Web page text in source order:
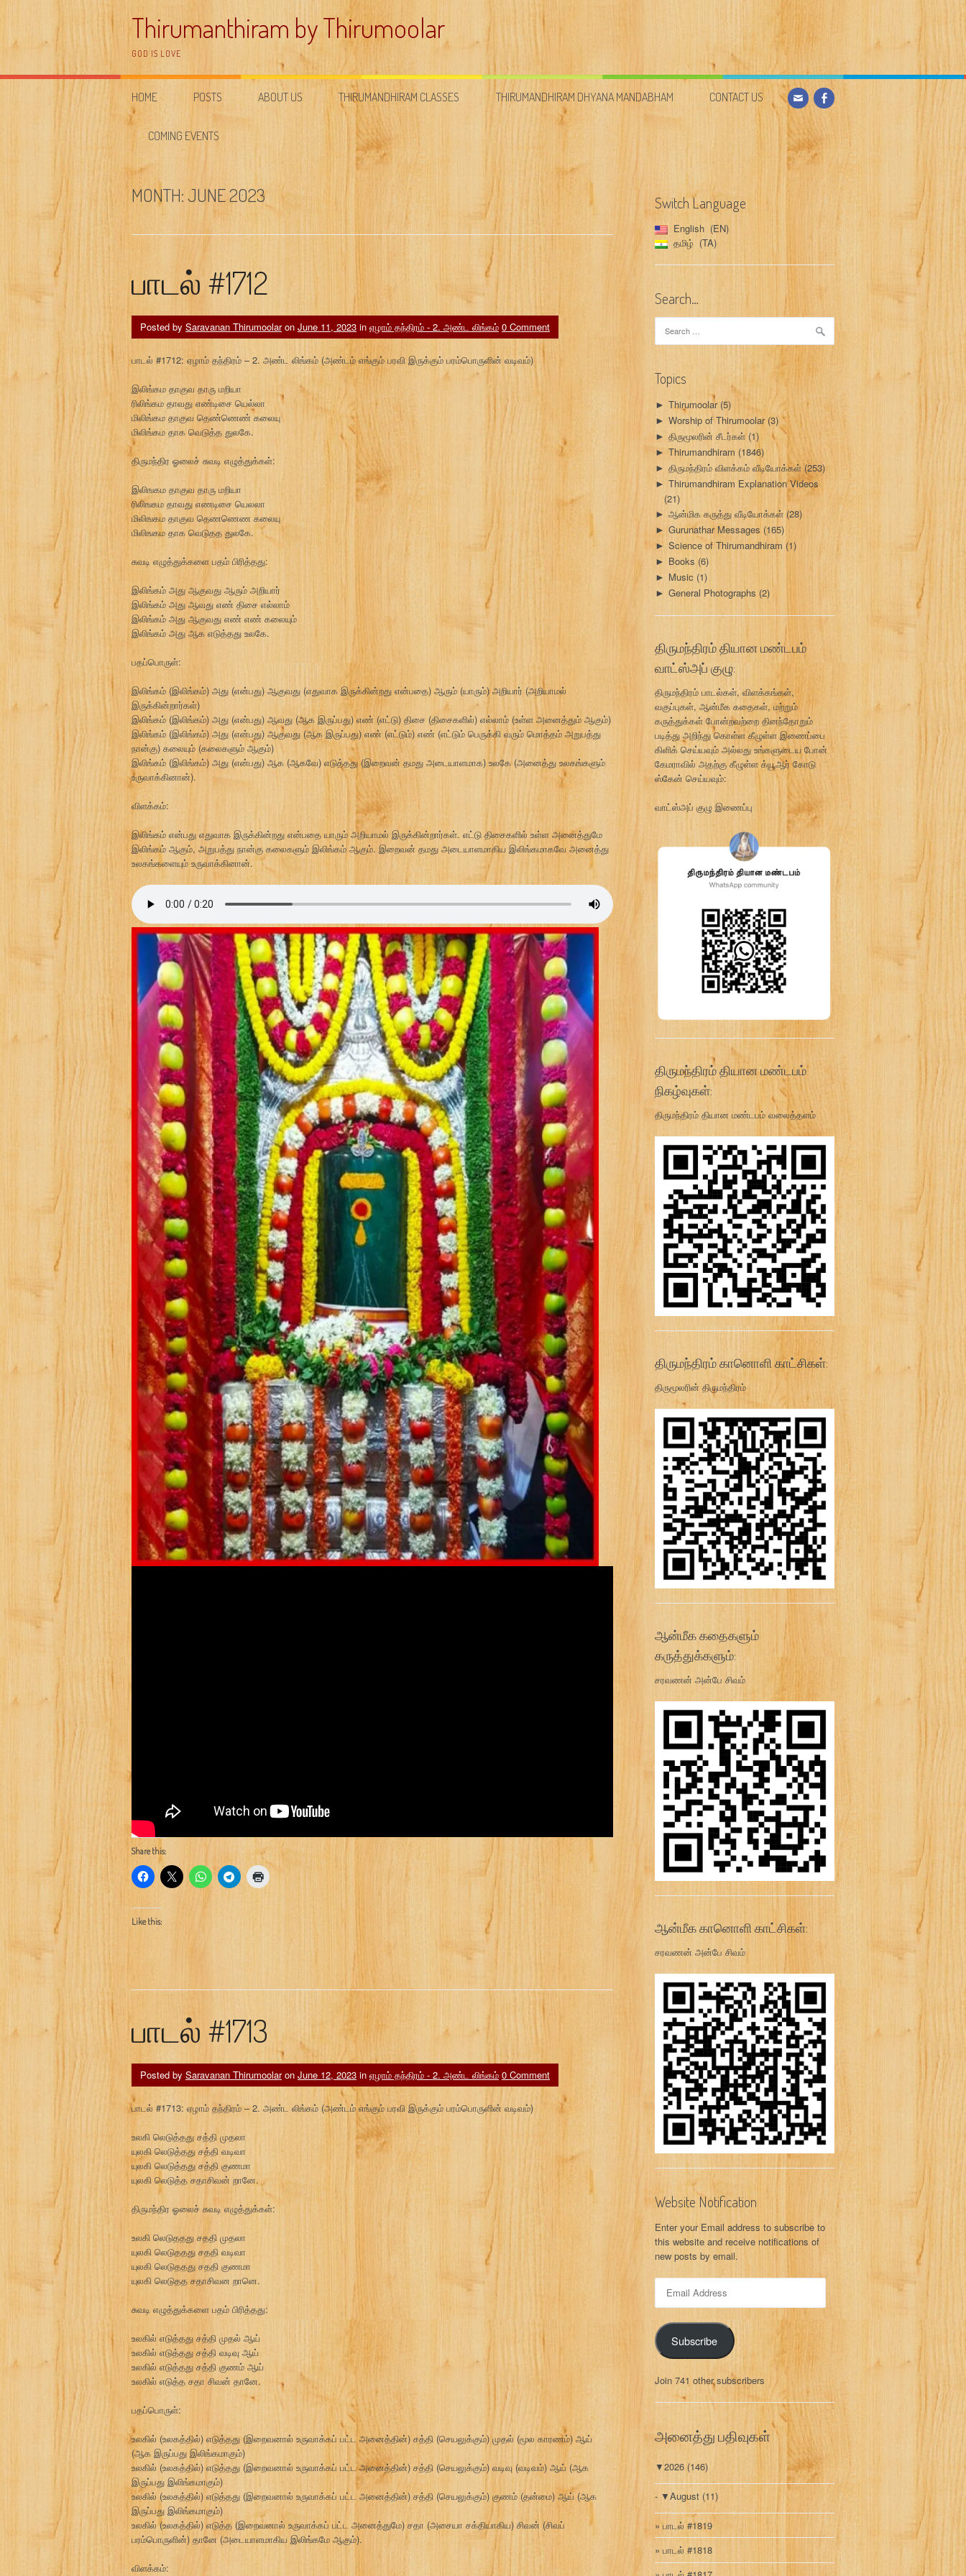
Thirumanthiram by Thirumoolar
GOD IS LOVE
HOME POSTS ABOUT US THIRUMANDHIRAM CLASSES THIRUMANDHIRAM DHYANA MANDABHAM CONTACT US
COMING EVENTS
MONTH: JUNE 2023
பாடல் #1712
Posted by Saravanan Thirumoolaron June 11, 2023 in ஏழாம் தந்திரம் - 2. அண்ட லிங்கம் 0 Comment
பாடல் #1712: ஏழாம் தந்திரம் – 2. அண்ட லிங்கம் (அண்டம் எங்கும் பரவி இருக்கும் பரம்பொருளின் வடிவம்)
இலிங்கம தாகுவ தாரு மறியா
ரிலிங்கம தாவது எண்டிசை யெல்லா
மிலிங்கம தாகுவ தெண்ணெண் கலையு
மிலிங்கம தாக வெடுத்த துலகே.
திருமந்திர ஓலைச் சுவடி எழுத்துக்கள்:
இலிஙகம தாகுவ தாரு மறியா
ரிலிஙகம தாவது எணடிசை யெலலா
மிலிஙகம தாகுவ தெணணெண கலையு
மிலிஙகம தாக வெடுதத துலகே.
சுவடி எழுத்துக்களை பதம் பிரித்தது:
இலிங்கம் அது ஆகுவது ஆரும் அறியார்
இலிங்கம் அது ஆவது எண் திசை எல்லாம்
இலிங்கம் அது ஆகுவது எண் எண் கலையும்
இலிங்கம் அது ஆக எடுத்தது உலகே.
பதப்பொருள்:
இலிங்கம் (இலிங்கம்) அது (என்பது) ஆகுவது (எதுவாக இருக்கின்றது என்பதை) ஆரும் (யாரும்) அறியார் (அறியாமல்
இருக்கின்றார்கள்)
இலிங்கம் (இலிங்கம்) அது (என்பது) ஆவது (ஆக இருப்பது) எண் (எட்டு) திசை (திசைகளில்) எல்லாம் (உள்ள அனைத்தும் ஆகும்)
இலிங்கம் (இலிங்கம்) அது (என்பது) ஆகுவது (ஆக இருப்பது) எண் (எட்டும்) எண் (எட்டும் பெருக்கி வரும் மொத்தம் அறுபத்து
நான்கு) கலையும் (கலைகளும் ஆகும்)
இலிங்கம் (இலிங்கம்) அது (என்பது) ஆக (ஆகவே) எடுத்தது (இறைவன் தமது அடையாளமாக) உலகே (அனைத்து உலகங்களும்
உருவாக்கினான்).
விளக்கம்:
இலிங்கம் என்பது எதுவாக இருக்கின்றது என்பதை யாரும் அறியாமல் இருக்கின்றார்கள். எட்டு திசைகளில் உள்ள அனைத்துமே
இலிங்கம் ஆகும், அறுபத்து நான்கு கலைகளும் இலிங்கம் ஆகும். இறைவன் தமது அடையாளமாகிய இலிங்கமாகவே அனைத்து
உலகங்களையும் உருவாக்கினான்.
Share this:
Like this:
பாடல் #1713
Posted by Saravanan Thirumoolaron June 12, 2023 in ஏழாம் தந்திரம் - 2. அண்ட லிங்கம் 0 Comment
பாடல் #1713: ஏழாம் தந்திரம் – 2. அண்ட லிங்கம் (அண்டம் எங்கும் பரவி இருக்கும் பரம்பொருளின் வடிவம்)
உலகி லெடுத்தது சத்தி முதலா
யுலகி லெடுத்தது சத்தி வடிவா
யுலகி லெடுத்தது சத்தி குணமா
யுலகி லெடுத்த சதாசிவன் றானே.
திருமந்திர ஓலைச் சுவடி எழுத்துக்கள்:
உலகி லெடுததது சததி முதலா
யுலகி லெடுததது சததி வடிவா
யுலகி லெடுததது சததி குணமா
யுலகி லெடுதத சதாசிவன றானெ.
சுவடி எழுத்துக்களை பதம் பிரித்தது:
உலகில் எடுத்தது சத்தி முதல் ஆய்
உலகில் எடுத்தது சத்தி வடிவு ஆய்
உலகில் எடுத்தது சத்தி குணம் ஆய்
உலகில் எடுத்த சதா சிவன் தானே.
பதப்பொருள்:
உலகில் (உலகத்தில்) எடுத்தது (இறைவனால் உருவாக்கப் பட்ட அனைத்தின்) சத்தி (செயலுக்கும்) முதல் (மூல காரணம்) ஆய்
(ஆக இருப்பது இலிங்கமாகும்)
உலகில் (உலகத்தில்) எடுத்தது (இறைவனால் உருவாக்கப் பட்ட அனைத்தின்) சத்தி (செயலுக்கும்) வடிவு (வடிவம்) ஆய் (ஆக
இருப்பது இலிங்கமாகும்)
உலகில் (உலகத்தில்) எடுத்தது (இறைவனால் உருவாக்கப் பட்ட அனைத்தின்) சத்தி (செயலுக்கும்) குணம் (தன்மை) ஆய் (ஆக
இருப்பது இலிங்கமாகும்)
உலகில் (உலகத்தில்) எடுத்த (இறைவனால் உருவாக்கப் பட்ட அனைத்துமே) சதா (அசையா சக்தியாகிய) சிவன் (சிவப்
பரம்பொருளின்) தானே (அடையாளமாகிய இலிங்கமே ஆகும்).
விளக்கம்:
Switch Language
English
EN
தமிழ்
TA
Search…
for:
Topics
► Thirumoolar(5)
► Worship of Thirumoolar(3)
► திருமூலரின் சீடர்கள் (1)
► Thirumandhiram (1846)
► திருமந்திரம் விளக்கம் வீடியோக்கள்(253)
► Thirumandhiram Explanation Videos
(21)
► ஆன்மிக கருத்து வீடியோக்கள் (28)
► Gurunathar Messages (165)
► Science of Thirumandhiram (1)
► Books (6)
► Music (1)
► General Photographs (2)
திருமந்திரம் தியான மண்டபம்
வாட்ஸ்அப் குழு:
திருமந்திரம் பாடல்கள், விளக்கங்கள்,
வகுப்புகள், ஆன்மீக கதைகள், மற்றும்
கருத்துக்கள் போன்றவற்றை தினந்தோறும்
படித்து அறிந்து கொள்ள கீழுள்ள இணைப்பை
கிளிக் செய்யவும் அல்லது உங்களுடைய போன்
கேமராவில் அதற்கு கீழுள்ள க்யூஆர் கோடு
ஸ்கேன் செய்யவும்:
வாட்ஸ்அப் குழு இணைப்பு
திருமந்திரம் தியான மண்டபம்
நிகழ்வுகள்:
திருமந்திரம் தியான மண்டபம் வலைத்தளம்
திருமந்திரம் கானொளி காட்சிகள்:
திருமூலரின் திருமந்திரம்
ஆன்மீக கதைகளும்
கருத்துக்களும்:
சரவணன் அன்பே சிவம்
ஆன்மீக கானொளி காட்சிகள்:
சரவணன் அன்பே சிவம்
Website Notification
Enter your Email address to subscribe to
this website and receive notifications of
new posts by email.
l
A
d
r
s
Subscribe
Join 741 other subscribers
அனைத்து பதிவுகள்
▼2026 (146)
▼August (11)
பாடல் #1819
பாடல் #1818